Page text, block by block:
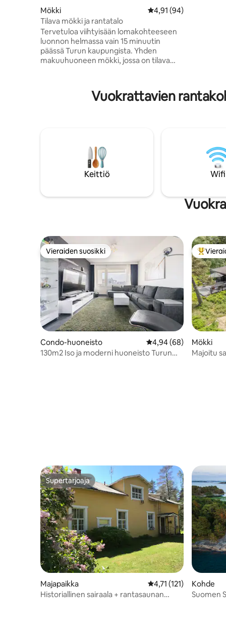
Mökki Keskimääräinen arvio
4,91 (94)
Tilava mökki ja rantatalo
Tervetuloa viihtyisään lomakohteeseen
luonnon helmassa vain 15 minuutin
päässä Turun kaupungista. Yhden
makuuhuoneen mökki, jossa on tilava
on yksityinen laiturin ja sauna. Vietettyäsi
päivän tutkimalla ympäristöä voit
pakopaikkaa ystävien kanssa, mökki- ja
rantataloyhdistelmämme lupaa
unohtumattoman majoittumisen.
Vuokrattavien
Keittiö Wifi
Vieraiden suosikki
Vieraiden suosikki
Condo-huoneisto Keskimääräinen arvio
4,94 (68)
130m2 Iso ja moderni huoneisto Turun
Mökki
Majoitu
Supertarjoaja
Supertarjoaja
Majapaikka Keskimääräinen arvio
4,71 (121)
Historiallinen sairaala + rantasaunan
Kohde
Suomen